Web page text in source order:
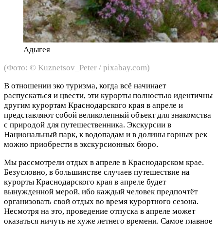
Адыгея
(Фото: © Kuznetsov_Peter / pixabay.com)
В отношении эко туризма, когда всё начинает
распускаться и цвести, эти курорты полностью идентичны
другим курортам Краснодарского края в апреле и
представляют собой великолепный объект для знакомства
с природой для путешественника. Экскурсии в
Национальный парк, к водопадам и в долины горных рек
можно приобрести в экскурсионных бюро.
Мы рассмотрели отдых в апреле в Краснодарском крае.
Безусловно, в большинстве случаев путешествие на
курорты Краснодарского края в апреле будет
вынужденной мерой, ибо каждый человек предпочтёт
организовать свой отдых во время курортного сезона.
Несмотря на это, проведение отпуска в апреле может
оказаться ничуть не хуже летнего времени. Самое главное